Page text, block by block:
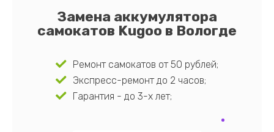
Замена аккумулятора
самокатов Kugoo в Вологде
Ремонт самокатов от 50 рублей;
Экспресс-ремонт до 2 часов;
Гарантия - до 3-х лет;